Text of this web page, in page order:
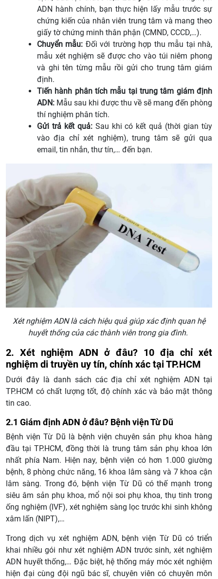
ADN hành chính, bạn thực hiện lấy mẫu trước sự
chứng kiến của nhân viên trung tâm và mang theo
giấy tờ chứng minh thân phận (CMND, CCCD,…).
Chuyển mẫu: Đối với trường hợp thu mẫu tại nhà,
mẫu xét nghiệm sẽ được cho vào túi niêm phong
và ghi tên từng mẫu rồi gửi cho trung tâm giám
định.
Tiến hành phân tích mẫu tại trung tâm giám định
ADN: Mẫu sau khi được thu về sẽ mang đến phòng
thí nghiệm phân tích.
Gửi trả kết quả:Sau khi có kết quả (thời gian tùy
vào địa chỉ xét nghiệm), trung tâm sẽ gửi qua
email, tin nhắn, thư tín,… đến bạn.
Xét nghiệm ADN là cách hiệu quả giúp xác định quan hệ
huyết thống của các thành viên trong gia đình.
2. Xét nghiệm ADN ở đâu? 10 địa chỉ xét
nghiệm di truyền uy tín, chính xác tại TP.HCM
Dưới đây là danh sách các địa chỉ xét nghiệm ADN tại
TP.HCM có chất lượng tốt, độ chính xác và bảo mật thông
tin cao.
2.1 Giám định ADN ở đâu? Bệnh viện Từ Dũ
Bệnh viện Từ Dũ là bệnh viện chuyên sản phụ khoa hàng
đầu tại TP.HCM, đồng thời là trung tâm sản phụ khoa lớn
nhất phía Nam. Hiện nay, bệnh viện có hơn 1.000 giường
bệnh, 8 phòng chức năng, 16 khoa lâm sàng và 7 khoa cận
lâm sàng. Trong đó, bệnh viện Từ Dũ có thế mạnh trong
siêu âm sản phụ khoa, mổ nội soi phụ khoa, thụ tinh trong
ống nghiệm (IVF), xét nghiệm sàng lọc trước khi sinh không
xâm lấn (NIPT),…
Trong dịch vụ xét nghiệm ADN, bệnh viện Từ Dũ có triển
khai nhiều gói như xét nghiệm ADN trước sinh, xét nghiệm
ADN huyết thống,… Đặc biệt, hệ thống máy móc xét nghiệm
hiện đại cùng đội ngũ bác sĩ, chuyên viên có chuyên môn